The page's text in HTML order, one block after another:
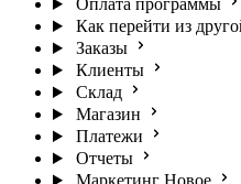
Оплата программы
Как перейти из
Заказы
Клиенты
Склад
Магазин
Платежи
Отчеты
Маркетинг Новое